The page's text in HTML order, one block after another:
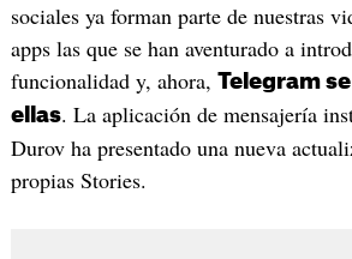
sociales ya forman parte de nuestras
apps las que se han aventurado a
funcionalidad y, ahora, Telegram
ellas. La aplicación de mensajería
Durov ha presentado una nueva
propias Stories.